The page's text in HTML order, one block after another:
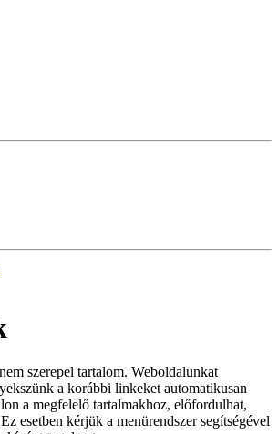
szerepel tartalom. Weboldalunkat
a korábbi linkeket automatikusan
a megfelelő tartalmakhoz, előfordulhat,
esetben kérjük a menürendszer segítségével